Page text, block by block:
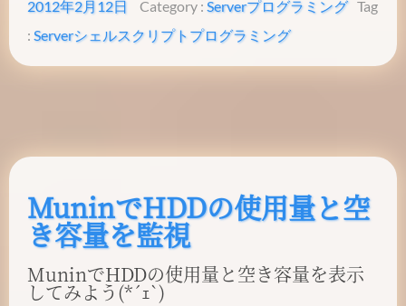
2012年2月12日 Category : Serverプログラミング Tag
: Serverシェルスクリプト プログラミング
MuninでHDDの使用量と空
き容量を監視
MuninでHDDの使用量と空き容量を表示
してみよう(*´ｪ`)